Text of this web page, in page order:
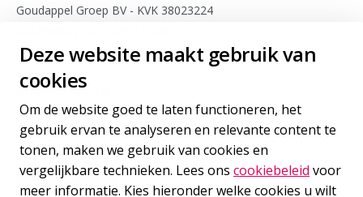
Deze website maakt gebruik van
cookies
Om de website goed te laten functioneren, het
gebruik ervan te analyseren en relevante content te
tonen, maken we gebruik van cookies en
vergelijkbare technieken. Lees ons cookiebeleid voor
meer informatie. Kies hieronder welke cookies u wilt
Goudappel Groep BV - KVK 38023224
Meet4research BV - KVK 75963175
Stay connected
Meld je aan voor sporadische updates van onze experts op
het gebied van internationale mobiliteit
Inschrijven
voor onze nieuwsbrief